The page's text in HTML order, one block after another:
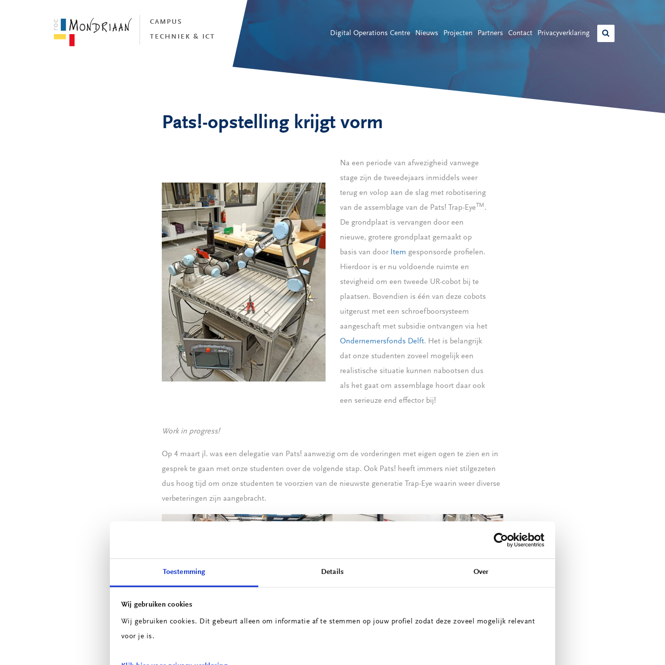
Toestemming Details Over
Wij gebruiken cookies
Wij gebruiken cookies. Dit gebeurt alleen om informatie af te stemmen op jouw profiel zodat deze zoveel mogelijk relevant
voor je is.
CAMPUS
TECHNIEK & ICT Digital Operations Centre Nieuws Projecten Partners Contact Privacyverklaring
Pats!-opstelling krijgt vorm
Na een periode van afwezigheid vanwege
stage zijn de tweedejaars inmiddels weer
terug en volop aan de slag met robotisering
van de assemblage van de Pats! Trap-EyeTM .
De grondplaat is vervangen door een
nieuwe, grotere grondplaat gemaakt op
basis van door Item gesponsorde profielen.
Hierdoor is er nu voldoende ruimte en
stevigheid om een tweede UR-cobot bij te
plaatsen. Bovendien is één van deze cobots
uitgerust met een schroefboorsysteem
aangeschaft met subsidie ontvangen via het
Ondernemersfonds Delft. Het is belangrijk
dat onze studenten zoveel mogelijk een
realistische situatie kunnen nabootsen dus
als het gaat om assemblage hoort daar ook
een serieuze end effector bij!
Work in progress!
Op 4 maart jl. was een delegatie van Pats! aanwezig om de vorderingen met eigen ogen te zien en in
gesprek te gaan met onze studenten over de volgende stap. Ook Pats! heeft immers niet stilgezeten
dus hoog tijd om onze studenten te voorzien van de nieuwste generatie Trap-Eye waarin weer diverse
verbeteringen zijn aangebracht.
In gesprek over de casus: waar zitten nog de uitdagingen?